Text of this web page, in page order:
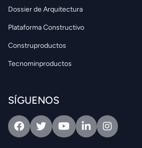
Dossier de Arquitectura
Plataforma Constructivo
Construproductos
Tecnominproductos
SÍGUENOS
FacebookTwitterYoutubeLinkedinIntagram